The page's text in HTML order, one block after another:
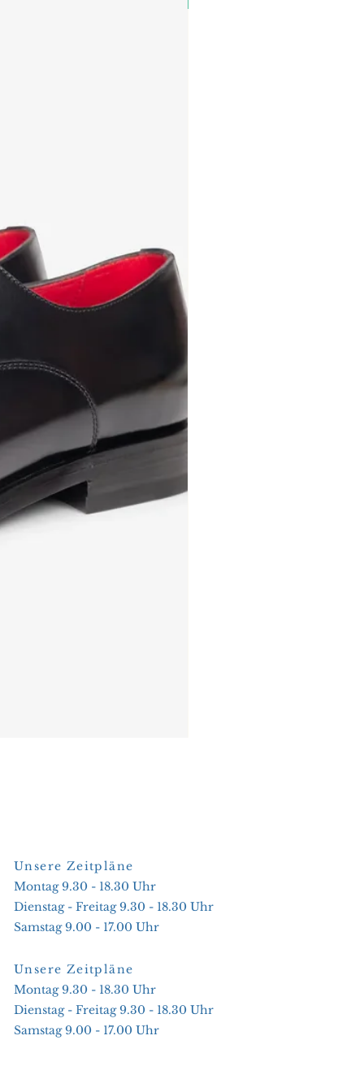
Unsere Zeitpläne
Montag 9.30 - 18.30 Uhr
Dienstag - Freitag 9.30 - 18.30 Uhr
Samstag 9.00 - 17.00 Uhr
Unsere Zeitpläne
Montag 9.30 - 18.30 Uhr
Dienstag - Freitag 9.30 - 18.30 Uhr
Samstag 9.00 - 17.00 Uhr